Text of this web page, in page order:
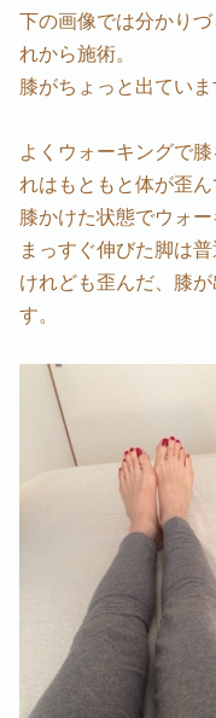
下の画像では分かり
れから施術。
膝がちょっと出ていま
よくウォーキングで
れはもともと体が歪ん
膝かけた状態でウォー
まっすぐ伸びた脚は
けれども歪んだ、膝
す。